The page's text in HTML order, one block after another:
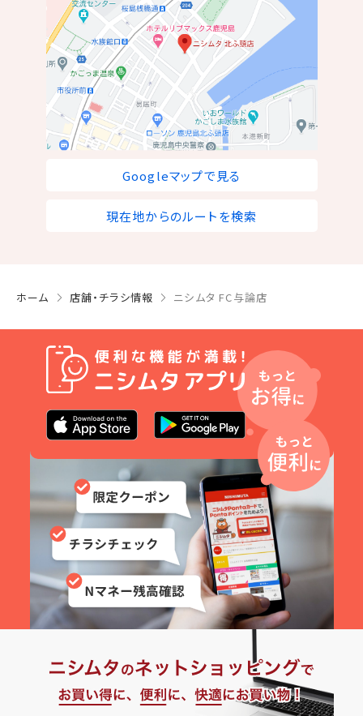
Googleマップで見る
現在地からのルートを検索
ホーム 店舗・チラシ情報 ニシムタ FC与論店